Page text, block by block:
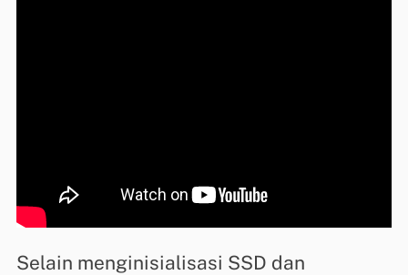
Selain menginisialisasi SSD dan